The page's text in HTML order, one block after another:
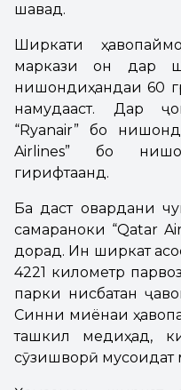
шавад.
Ширкати
маркази он дар
нишондиҳандаи 60
намудааст. Дар
“Ryanair” бо
Airlines” бо
гирифтаанд.
Ба даст овардани
самараноки “Qatar
дорад. Ин ширкат
4221 километр
парки нисбатан
Синни миёнаи
ташкил медиҳад,
сӯзишворӣ мусоидат